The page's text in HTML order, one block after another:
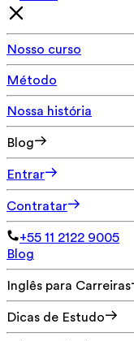
Nosso curso
Método
Nossa história
Blog
Entrar
Contratar
+55 11 2122 9005
Blog
Inglês para Carreiras
Dicas de Estudo